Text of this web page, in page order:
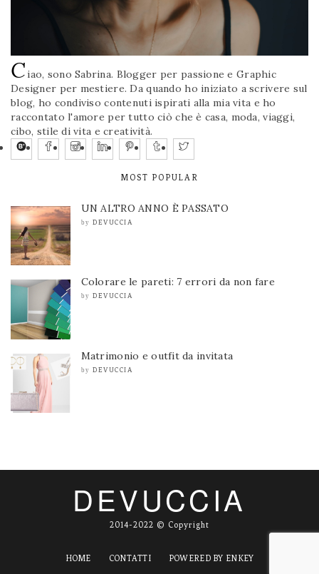
Ciao, sono Sabrina. Blogger per passione e Graphic
Designer per mestiere. Da quando ho iniziato a scrivere sul
blog, ho condiviso contenuti ispirati alla mia vita e ho
raccontato l'amore per tutto ciò che è casa, moda, viaggi,
cibo, stile di vita e creatività.
MOST POPULAR
UN ALTRO ANNO È PASSATO
by DEVUCCIA
Colorare le pareti: 7 errori da non fare
by DEVUCCIA
Matrimonio e outfit da invitata
by DEVUCCIA
DEVUCCIA
2014-2022 © Copyright
HOME CONTATTI POWERED BY ENKEY